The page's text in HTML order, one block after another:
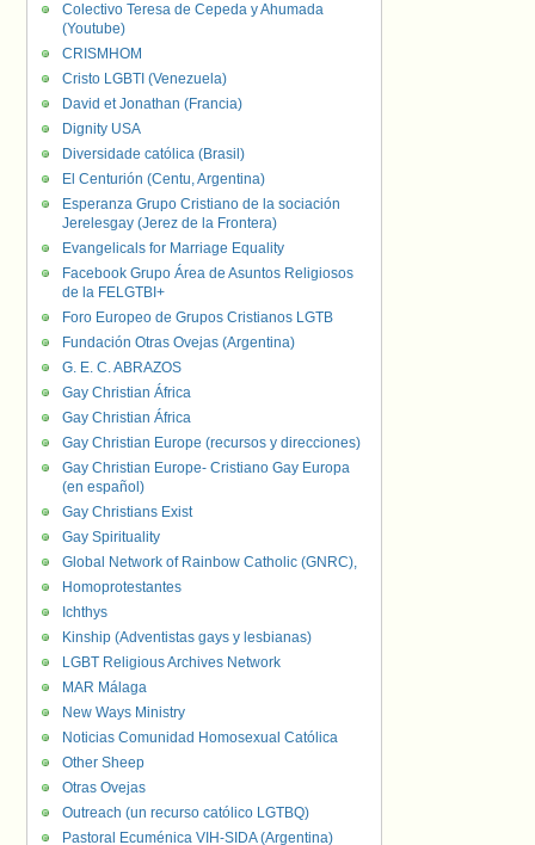
Colectivo Teresa de Cepeda y Ahumada
(Youtube)
CRISMHOM
Cristo LGBTI (Venezuela)
David et Jonathan (Francia)
Dignity USA
Diversidade católica (Brasil)
El Centurión (Centu, Argentina)
Esperanza Grupo Cristiano de la sociación
Jerelesgay (Jerez de la Frontera)
Evangelicals for Marriage Equality
Facebook Grupo Área de Asuntos Religiosos
de la FELGTBI+
Foro Europeo de Grupos Cristianos LGTB
Fundación Otras Ovejas (Argentina)
G. E. C. ABRAZOS
Gay Christian África
Gay Christian África
Gay Christian Europe (recursos y direcciones)
Gay Christian Europe- Cristiano Gay Europa
(en español)
Gay Christians Exist
Gay Spirituality
Global Network of Rainbow Catholic (GNRC),
Homoprotestantes
Ichthys
Kinship (Adventistas gays y lesbianas)
LGBT Religious Archives Network
MAR Málaga
New Ways Ministry
Noticias Comunidad Homosexual Católica
Other Sheep
Otras Ovejas
Outreach (un recurso católico LGTBQ)
Pastoral Ecuménica VIH-SIDA (Argentina)